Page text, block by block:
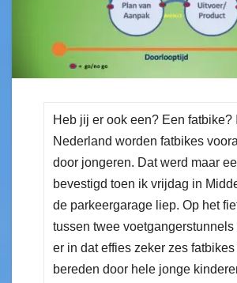
Heb jij er ook een? Een fatbike?
Nederland worden fatbikes
door jongeren. Dat werd maar
bevestigd toen ik vrijdag in
de parkeergarage liep. Op het
tussen twee voetgangerstunnels
er in dat effies zeker zes
bereden door hele jonge